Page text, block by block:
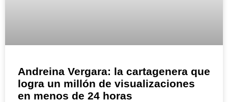
Andreina Vergara: la cartagenera que
logra un millón de visualizaciones
en menos de 24 horas